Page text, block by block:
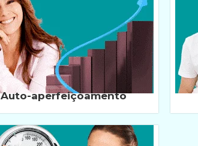
Auto-aperfeiçoamento